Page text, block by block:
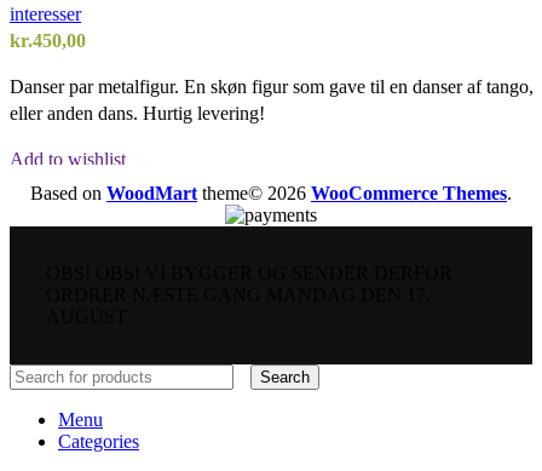
interesser
kr.450,00
Danser par metalfigur. En skøn figur som gave til en danser af tango,
eller anden dans. Hurtig levering!
Add to wishlist
Vælg en mulighed
Based on WoodMart theme© 2026 WooCommerce Themes.
Search
Menu
Categories